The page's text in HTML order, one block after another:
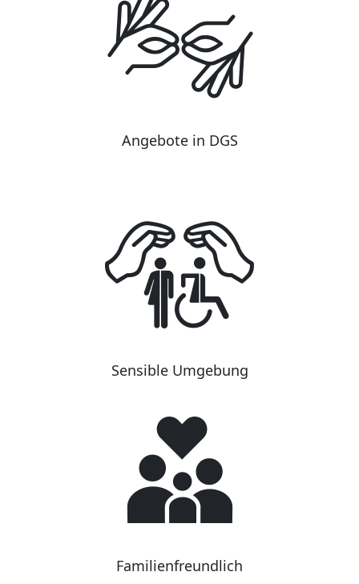
Angebote in DGS
Sensible Umgebung
Familienfreundlich